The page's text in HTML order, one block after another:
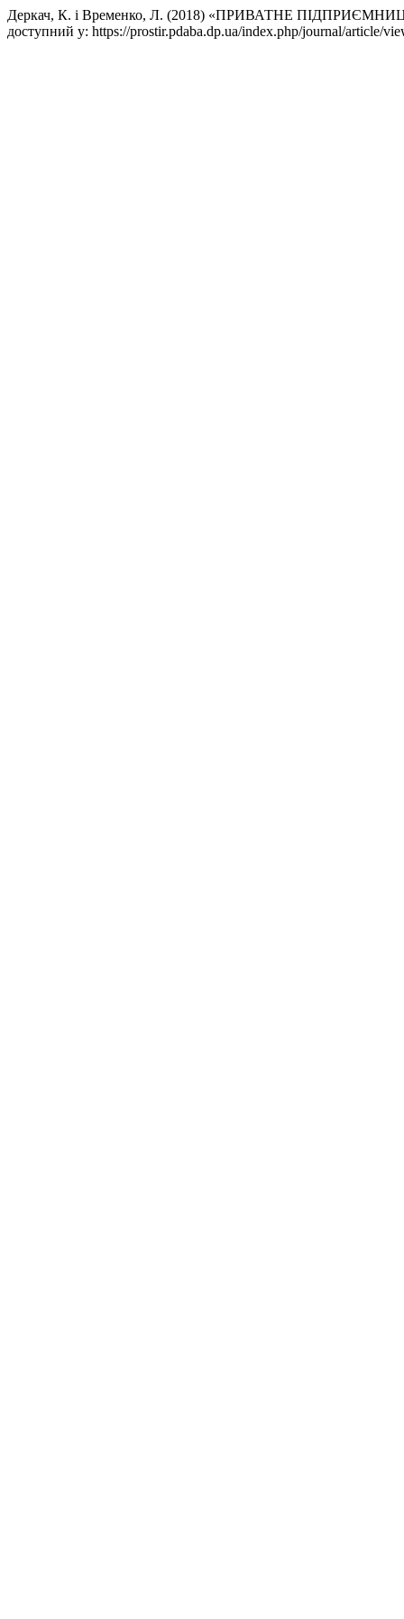
Деркач, К. і Временко, Л. (2018) «ПРИВАТНЕ
доступний у: https://prostir.pdaba.dp.ua/index.php/journal/article/